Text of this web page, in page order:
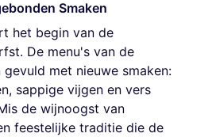
Smaken
het begin van de
De menu's van de
met nieuwe smaken:
sappige vijgen en vers
de wijnoogst van
feestelijke traditie die de